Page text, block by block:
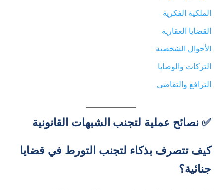
الملكية الفكرية
القضايا العقارية
الأحوال الشخصية
التركات والوصايا
الترافع والتقاضي
✅ نصائح عملية لتجنب الشبهات القانونية
كيف تتصرف بذكاء لتجنب التورط في قضايا
جنائية؟